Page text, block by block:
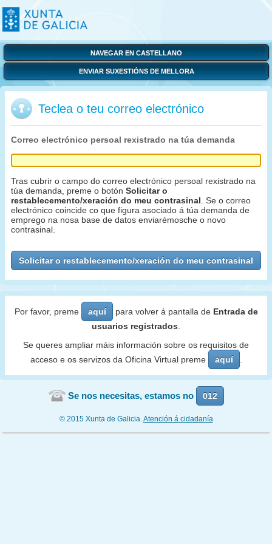
NAVEGAR EN CASTELLANO
ENVIAR SUXESTIÓNS DE MELLORA
Teclea o teu correo electrónico
Correo electrónico persoal rexistrado na túa demanda
Tras cubrir o campo do correo electrónico persoal rexistrado na
túa demanda, preme o botón Solicitar o
restablecemento/xeración do meu contrasinal . Se o correo
electrónico coincide co que figura asociado á túa demanda de
emprego na nosa base de datos enviarémosche o novo
contrasinal.
Por favor, preme aquí para volver á pantalla de Entrada de
usuarios registrados
Se queres ampliar máis información sobre os requisitos de
acceso e os servizos da Oficina Virtual preme
aquí
Se nos necesitas, estamos no 012
© 2015 Xunta de Galicia.Atención á cidadanía